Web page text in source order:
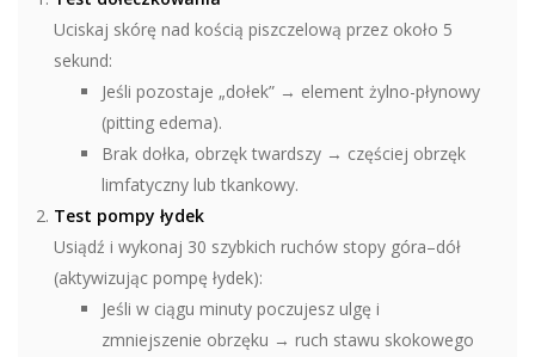
Uciskaj skórę nad kością piszczelową przez około 5
sekund:
Jeśli pozostaje „dołek” → element żylno-płynowy
(pitting edema).
Brak dołka, obrzęk twardszy → częściej obrzęk
limfatyczny lub tkankowy.
Test pompy łydek
Usiądź i wykonaj 30 szybkich ruchów stopy góra–dół
(aktywizując pompę łydek):
Jeśli w ciągu minuty poczujesz ulgę i
zmniejszenie obrzęku → ruch stawu skokowego